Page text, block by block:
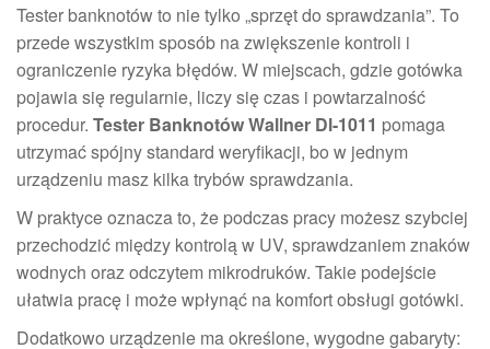
Tester banknotów to nie tylko „sprzęt do sprawdzania”. To
przede wszystkim sposób na zwiększenie kontroli i
ograniczenie ryzyka błędów. W miejscach, gdzie gotówka
pojawia się regularnie, liczy się czas i powtarzalność
procedur. Tester Banknotów Wallner Dl-1011 pomaga
utrzymać spójny standard weryfikacji, bo w jednym
urządzeniu masz kilka trybów sprawdzania.
W praktyce oznacza to, że podczas pracy możesz szybciej
przechodzić między kontrolą w UV, sprawdzaniem znaków
wodnych oraz odczytem mikrodruków. Takie podejście
ułatwia pracę i może wpłynąć na komfort obsługi gotówki.
Dodatkowo urządzenie ma określone, wygodne gabaryty: